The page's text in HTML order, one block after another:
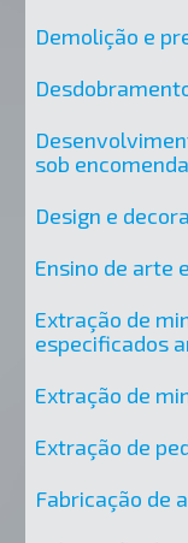
Demolição e
sob encomenda
Design e
Ensino de arte
Extração de
especificados
Extração de
Extração de
Fabricação de